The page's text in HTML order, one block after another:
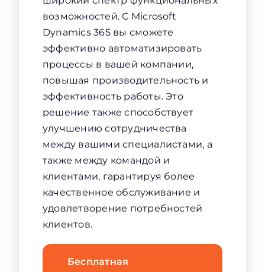
возможностей. С Microsoft
Dynamics 365 вы сможете
эффективно автоматизировать
процессы в вашей компании,
повышая производительность и
эффективность работы. Это
решение также способствует
улучшению сотрудничества
между вашими специалистами, а
также между командой и
клиентами, гарантируя более
качественное обслуживание и
удовлетворение потребностей
клиентов.
Бесплатная